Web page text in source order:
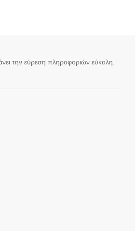
την εύρεση πληροφοριών εύκολη.